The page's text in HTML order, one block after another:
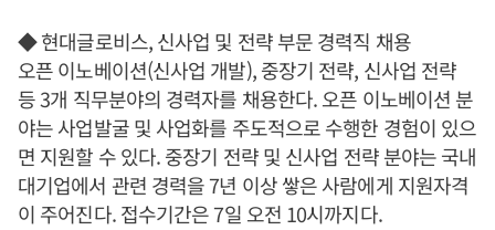
◆ 현대글로비스, 신사업 및 전략 부문 경력직 채용
오픈 이노베이션(신사업 개발), 중장기 전략, 신사업 전략
등 3개 직무분야의 경력자를 채용한다. 오픈 이노베이션 분
야는 사업발굴 및 사업화를 주도적으로 수행한 경험이 있으
면 지원할 수 있다. 중장기 전략 및 신사업 전략 분야는 국내
대기업에서 관련 경력을 7년 이상 쌓은 사람에게 지원자격
이 주어진다. 접수기간은 7일 오전 10시까지다.